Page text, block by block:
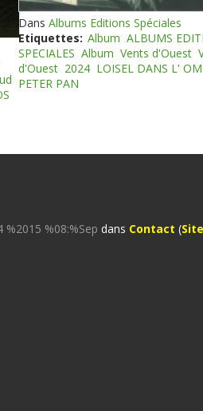
Dans Albums Editions Spéciales
Etiquettes: Album ALBUMS
SPECIALES Album Vents d'Ouest
d'Ouest 2024 LOISEL DANS L'
PETER PAN
%2015 %08:%Sep dans Contact (Site